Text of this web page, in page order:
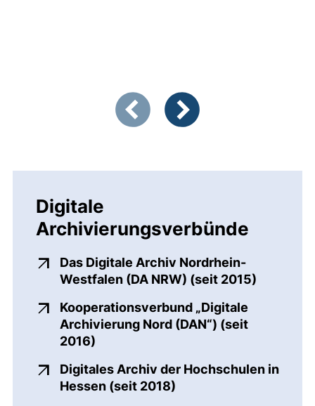
Zeigt Folie 1 von 3
Digitale
Archivierungsverbünde
Das Digitale Archiv Nordrhein-
Westfalen (DA NRW) (seit 2015)
Kooperationsverbund „Digitale
Archivierung Nord (DAN“) (seit
2016)
Digitales Archiv der Hochschulen in
Hessen (seit 2018)